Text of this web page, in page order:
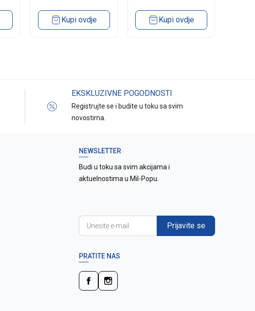
Kupi ovdje Kupi ovdje
EKSKLUZIVNE POGODNOSTI
Registrujte se i budite u toku sa svim
novostima.
NEWSLETTER
Budi u toku sa svim akcijama i
aktuelnostima u Mil-Popu.
Prijavite se
PRATITE NAS